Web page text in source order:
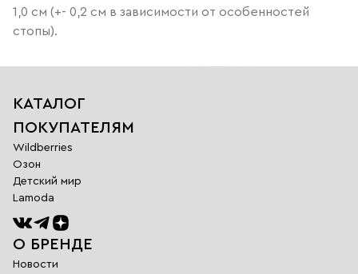
1,0 см (+- 0,2 см в зависимости от особенностей
стопы).
КАТАЛОГ
ПОКУПАТЕЛЯМ
Wildberries
Озон
Детский мир
Lamoda
О БРЕНДЕ
Новости